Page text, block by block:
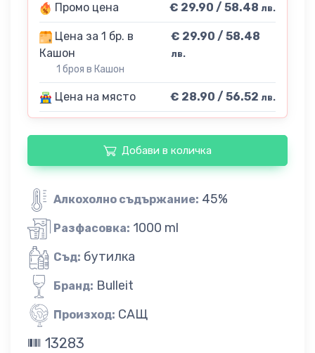
Промо цена € 29.90 / 58.48 лв.
Цена за 1 бр. в
Кашон
1 броя в Кашон
€ 29.90 / 58.48
лв.
Цена на място € 28.90 / 56.52 лв.
Добави в количка
Алкохолно съдържание: 45%
Разфасовка: 1000 ml
Съд: бутилка
Бранд: Bulleit
Произход: САЩ
13283